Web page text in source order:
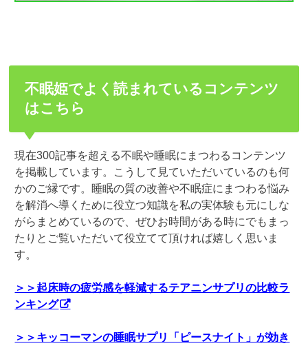
不眠姫でよく読まれているコンテンツ
はこちら
現在300記事を超える不眠や睡眠にまつわるコンテンツ
を掲載しています。こうして見ていただいているのも何
かのご縁です。睡眠の質の改善や不眠症にまつわる悩み
を解消へ導くために役立つ知識を私の実体験も元にしな
がらまとめているので、ぜひお時間がある時にでもまっ
たりとご覧いただいて役立てて頂ければ嬉しく思いま
す。
＞＞起床時の疲労感を軽減するテアニンサプリの比較ラ
ンキング
＞＞キッコーマンの睡眠サプリ「ピースナイト」が効き